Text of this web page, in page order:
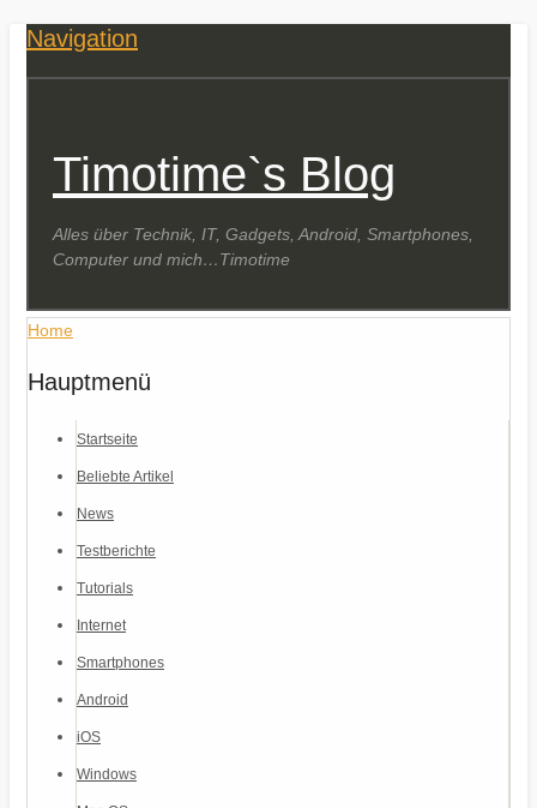
Navigation
Timotime`s Blog
Alles über Technik, IT, Gadgets, Android, Smartphones,
Computer und mich…Timotime
Home
Hauptmenü
Startseite
Beliebte Artikel
News
Testberichte
Tutorials
Internet
Smartphones
Android
iOS
Windows